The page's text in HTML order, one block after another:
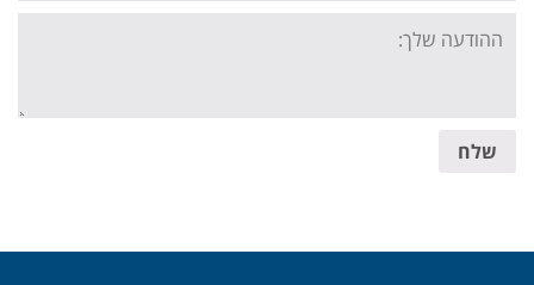
Your
message:
שלח